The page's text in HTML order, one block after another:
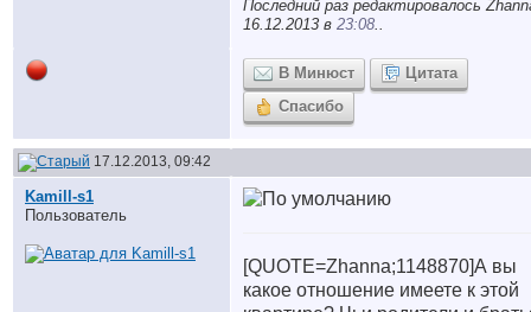
Последний раз редактировалось
16.12.2013 в 23:08..
В Минюст
Цитата
Спасибо
17.12.2013, 09:42
Kamill-s1
Пользователь
[QUOTE=Zhanna;1148870]А вы
какое отношение имеете к этой